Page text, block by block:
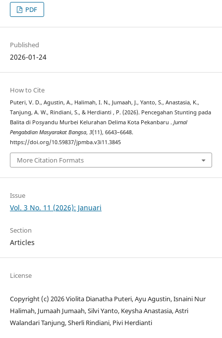
PDF
Published
2026-01-24
How to Cite
Puteri, V. D., Agustin, A., Halimah, I. N., Jumaah, J., Yanto, S., Anastasia, K.,
Tanjung, A. W., Rindiani, S., & Herdianti , P. (2026). Pencegahan Stunting pada
Balita di Posyandu Murbei Kelurahan Delima Kota Pekanbaru . Jurnal
Pengabdian Masyarakat Bangsa, 3(11), 6643–6648.
https://doi.org/10.59837/jpmba.v3i11.3845
More Citation Formats
Issue
Vol. 3 No. 11 (2026): Januari
Section
Articles
License
Copyright (c) 2026 Violita Dianatha Puteri, Ayu Agustin, Isnaini Nur
Halimah, Jumaah Jumaah, Silvi Yanto, Keysha Anastasia, Astri
Walandari Tanjung, Sherli Rindiani, Pivi Herdianti